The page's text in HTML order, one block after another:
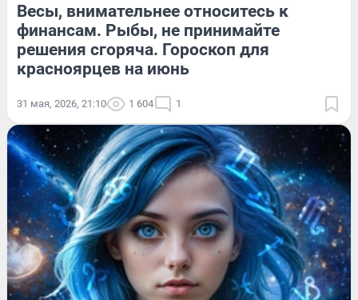
Весы, внимательнее относитесь к
финансам. Рыбы, не принимайте
решения сгоряча. Гороскоп для
красноярцев на июнь
31 мая, 2026, 21:10 1 604 1